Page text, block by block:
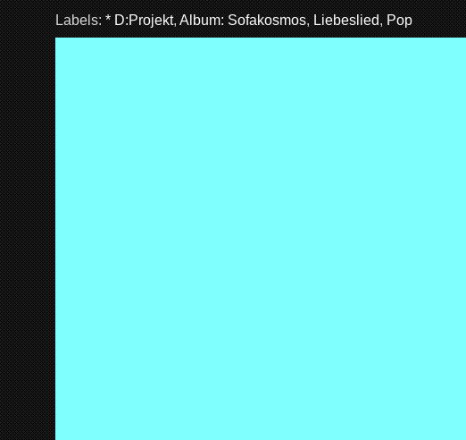
Labels:* D:Projekt,Album: Sofakosmos,Liebeslied,Pop